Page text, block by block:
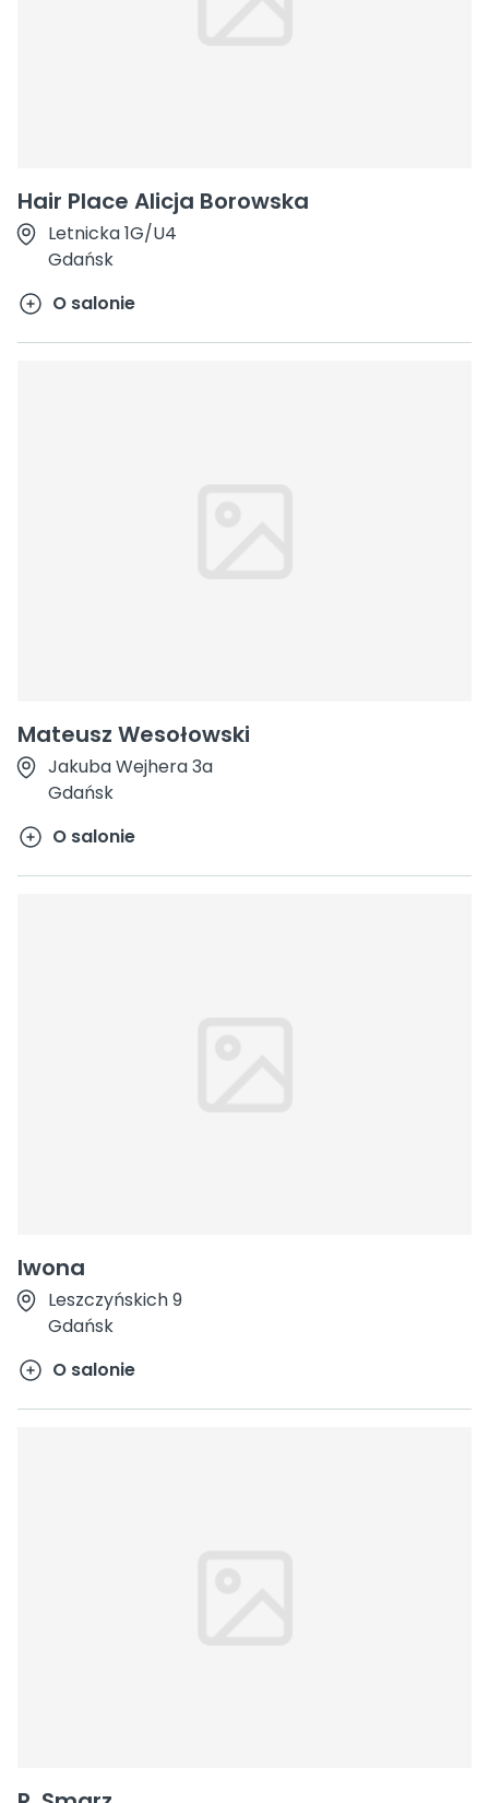
Hair Place Alicja Borowska
Letnicka 1G/U4
Gdańsk
O salonie
Mateusz Wesołowski
Jakuba Wejhera 3a
Gdańsk
O salonie
Iwona
Leszczyńskich 9
Gdańsk
O salonie